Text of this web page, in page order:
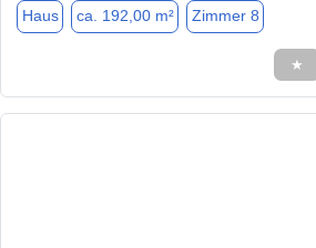
Haus ca. 192,00 m² Zimmer 8
★